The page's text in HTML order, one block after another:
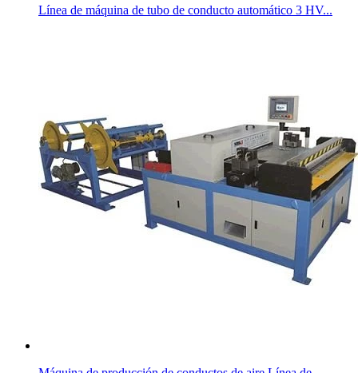
Línea de máquina de tubo de conducto automático 3 HV...